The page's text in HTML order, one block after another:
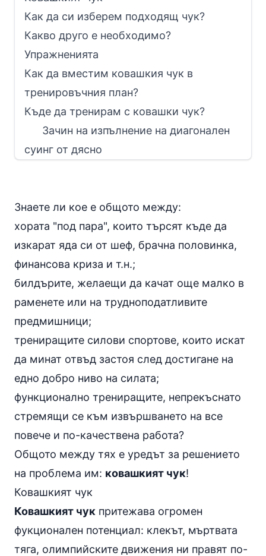
Как да си изберем подходящ чук?
Какво друго е необходимо?
Упражненията
Как да вместим ковашкия чук в
тренировъчния план?
Къде да тренирам с ковашки чук?
Зачин на изпълнение на диагонален
суинг от дясно
Знаете ли кое е общото между:
хората "под пара", които търсят къде да
изкарат яда си от шеф, брачна половинка,
финансова криза и т.н.;
билдърите, желаещи да качат още малко в
раменете или на трудноподатливите
предмишници;
трениращите силови спортове, които искат
да минат отвъд застоя след достигане на
едно добро ниво на силата;
функционално трениращите, непрекъснато
стремящи се към извършването на все
повече и по-качествена работа?
Общото между тях е уредът за решението
на проблема им: ковашкият чук!
Ковашкият чук
Ковашкият чук притежава огромен
фукционален потенциал: клекът, мъртвата
тяга, олимпийските движения ни правят по-